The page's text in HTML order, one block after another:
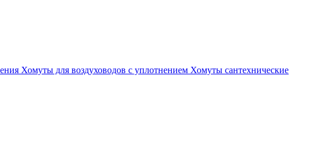
Хомуты для воздуховодов с уплотнением Хомуты сантехнические